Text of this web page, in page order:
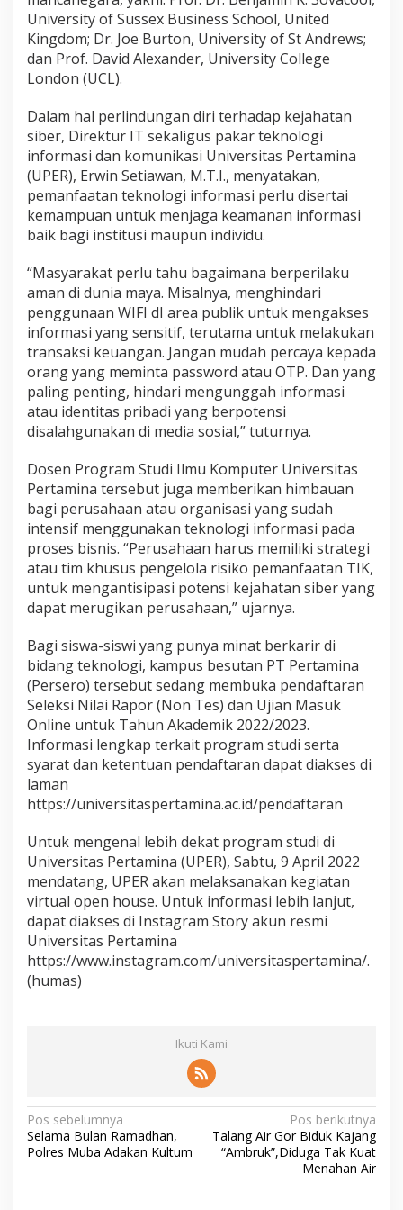
University of Sussex Business School, United
Kingdom; Dr. Joe Burton, University of St Andrews;
dan Prof. David Alexander, University College
London (UCL).
Dalam hal perlindungan diri terhadap kejahatan
siber, Direktur IT sekaligus pakar teknologi
informasi dan komunikasi Universitas Pertamina
(UPER), Erwin Setiawan, M.T.I., menyatakan,
pemanfaatan teknologi informasi perlu disertai
kemampuan untuk menjaga keamanan informasi
baik bagi institusi maupun individu.
“Masyarakat perlu tahu bagaimana berperilaku
aman di dunia maya. Misalnya, menghindari
penggunaan WIFI dI area publik untuk mengakses
informasi yang sensitif, terutama untuk melakukan
transaksi keuangan. Jangan mudah percaya kepada
orang yang meminta password atau OTP. Dan yang
paling penting, hindari mengunggah informasi
atau identitas pribadi yang berpotensi
disalahgunakan di media sosial,” tuturnya.
Dosen Program Studi Ilmu Komputer Universitas
Pertamina tersebut juga memberikan himbauan
bagi perusahaan atau organisasi yang sudah
intensif menggunakan teknologi informasi pada
proses bisnis. “Perusahaan harus memiliki strategi
atau tim khusus pengelola risiko pemanfaatan TIK,
untuk mengantisipasi potensi kejahatan siber yang
dapat merugikan perusahaan,” ujarnya.
Bagi siswa-siswi yang punya minat berkarir di
bidang teknologi, kampus besutan PT Pertamina
(Persero) tersebut sedang membuka pendaftaran
Seleksi Nilai Rapor (Non Tes) dan Ujian Masuk
Online untuk Tahun Akademik 2022/2023.
Informasi lengkap terkait program studi serta
syarat dan ketentuan pendaftaran dapat diakses di
laman
https://universitaspertamina.ac.id/pendaftaran
Untuk mengenal lebih dekat program studi di
Universitas Pertamina (UPER), Sabtu, 9 April 2022
mendatang, UPER akan melaksanakan kegiatan
virtual open house. Untuk informasi lebih lanjut,
dapat diakses di Instagram Story akun resmi
Universitas Pertamina
https://www.instagram.com/universitaspertamina/.
(humas)
Ikuti Kami
N
a
Pos sebelumnya
Selama Bulan Ramadhan,
Polres Muba Adakan Kultum
Pos berikutnya
Talang Air Gor Biduk Kajang
“Ambruk”,Diduga Tak Kuat
Menahan Air